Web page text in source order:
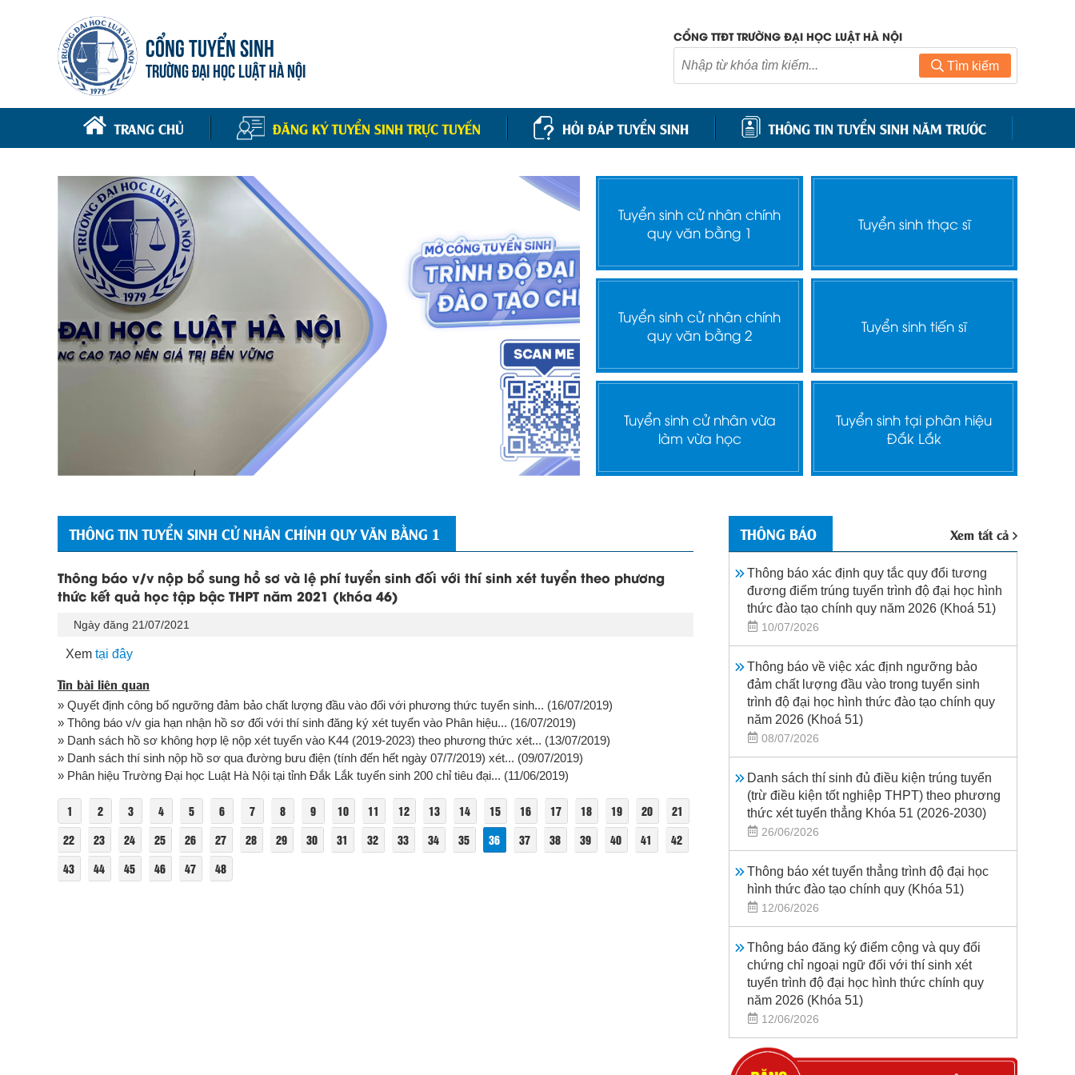
CỔNG TUYỂN SINH
TRƯỜNG ĐẠI HỌC LUẬT HÀ NỘI
CỔNG TTĐT TRƯỜNG ĐẠI HỌC LUẬT HÀ NỘI
Tìm kiếm
TRANG CHỦ ĐĂNG KÝ TUYỂN SINH TRỰC TUYẾN HỎI ĐÁP TUYỂN SINH THÔNG TIN TUYỂN SINH NĂM TRƯỚC
Tuyển sinh cử nhân chính
quy văn bằng 1
Tuyển sinh thạc sĩ
Tuyển sinh cử nhân chính
quy văn bằng 2
Tuyển sinh tiến sĩ
Tuyển sinh cử nhân vừa
làm vừa học
Tuyển sinh tại phân hiệu
Đắk Lắk
THÔNG TIN TUYỂN SINH CỬ NHÂN CHÍNH QUY VĂN BẰNG 1
Thông báo v/v nộp bổ sung hồ sơ và lệ phí tuyển sinh đối với thí sinh xét tuyển theo phương
thức kết quả học tập bậc THPT năm 2021 (khóa 46)
Ngày đăng 21/07/2021
Xem tại đây
Tin bài liên quan
» Quyết định công bố ngưỡng đảm bảo chất lượng đầu vào đối với phương thức tuyển sinh... (16/07/2019)
» Thông báo v/v gia hạn nhận hồ sơ đối với thí sinh đăng ký xét tuyển vào Phân hiệu... (16/07/2019)
» Danh sách hồ sơ không hợp lệ nộp xét tuyển vào K44 (2019-2023) theo phương thức xét... (13/07/2019)
» Danh sách thí sinh nộp hồ sơ qua đường bưu điện (tính đến hết ngày 07/7/2019) xét... (09/07/2019)
» Phân hiệu Trường Đại học Luật Hà Nội tại tỉnh Đắk Lắk tuyển sinh 200 chỉ tiêu đại... (11/06/2019)
1 2 3 4 5 6 7 8 9 10 11 12 13 14 15 16 17 18 19 20
21
22
23 24 25 26 27 28 29 30 31 32 33 34 35 36 37 38 39 40 41
42
43
44 45 46 47 48
THÔNG BÁO Xem tất cả
Thông báo xác định quy tắc quy đổi tương
đương điểm trúng tuyển trình độ đại học hình
thức đào tạo chính quy năm 2026 (Khoá 51)
10/07/2026
Thông báo về việc xác định ngưỡng bảo
đảm chất lượng đầu vào trong tuyển sinh
trình độ đại học hình thức đào tạo chính quy
năm 2026 (Khoá 51)
08/07/2026
Danh sách thí sinh đủ điều kiện trúng tuyển
(trừ điều kiện tốt nghiệp THPT) theo phương
thức xét tuyển thẳng Khóa 51 (2026-2030)
26/06/2026
Thông báo xét tuyển thẳng trình độ đại học
hình thức đào tạo chính quy (Khóa 51)
12/06/2026
Thông báo đăng ký điểm cộng và quy đổi
chứng chỉ ngoại ngữ đối với thí sinh xét
tuyển trình độ đại học hình thức chính quy
năm 2026 (Khóa 51)
12/06/2026